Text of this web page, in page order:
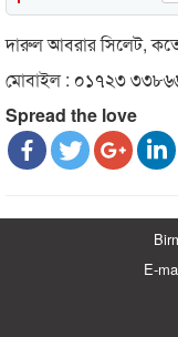
দারুল আবরার সিলেট,
মোবাইল : ০১৭২৩
Spread the love
E-